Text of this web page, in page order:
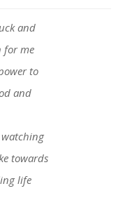
and
for me
to
and
watching
towards
life